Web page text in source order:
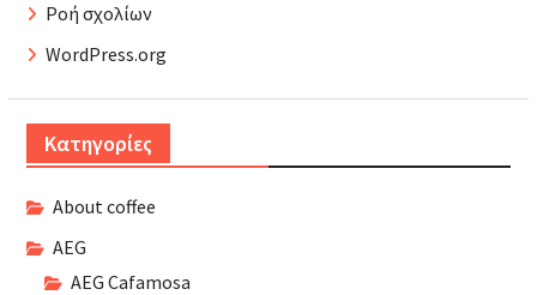
Ροή σχολίων
WordPress.org
Kατηγορίες
About coffee
AEG
AEG Cafamosa